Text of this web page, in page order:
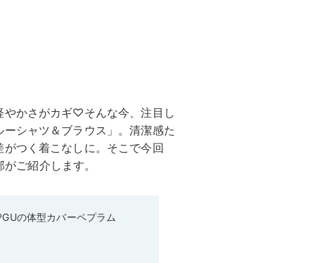
やかさがカギ♡そんな今、注目し
シャツ＆ブラウス」。清潔感た
つく着こなしに。そこで今回
ご紹介します。
の体型カバーペプラム